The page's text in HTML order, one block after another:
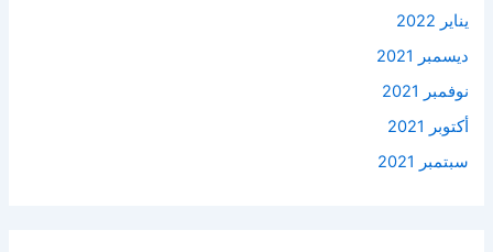
يناير 2022
ديسمبر 2021
نوفمبر 2021
أكتوبر 2021
سبتمبر 2021